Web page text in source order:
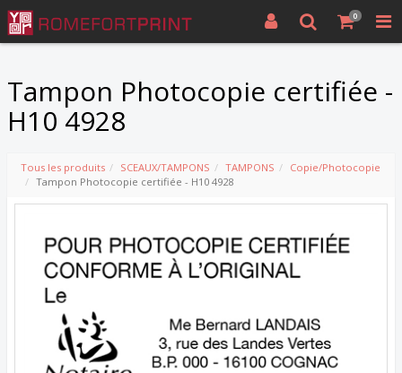
0
Tampon Photocopie certifiée -
H10 4928
Tous les produits SCEAUX/TAMPONS TAMPONS
Copie/Photocopie
Tampon Photocopie certifiée - H10 4928